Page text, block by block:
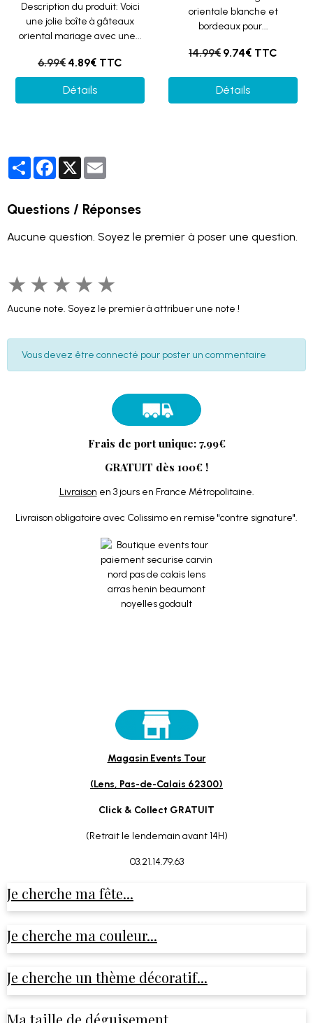
Description du produit: Voici
une jolie boîte à gâteaux
oriental mariage avec une...
6.99€ 4.89€ TTC
Détails
orientale blanche et
bordeaux pour...
14.99€ 9.74€ TTC
Détails
PartagerFacebook
X
Questions / Réponses
Aucune question. Soyez le premier à poser une question.
★ ★ ★ ★ ★
Aucune note. Soyez le premier à attribuer une note !
Vous devez être connecté pour poster un commentaire
Frais de port unique: 7.99€
GRATUIT dès 100€ !
Livraison en 3 jours en France Métropolitaine.
Livraison obligatoire avec Colissimo en remise "contre signature".
Magasin Events Tour
(Lens, Pas-de-Calais 62300)
Click & Collect GRATUIT
(Retrait le lendemain avant 14H)
03.21.14.79.63
Je cherche ma fête...
Je cherche ma couleur...
Je cherche un thème décoratif...
Ma taille de déguisement...